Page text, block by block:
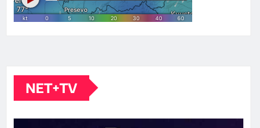
NET+TV